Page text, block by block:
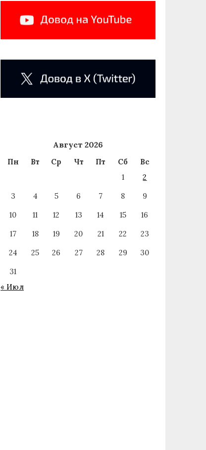
Август 2026
Пн Вт Ср Чт Пт Сб
Вс
1
2
3
4 5 6 7 8
9
10
11 12 13 14 15
16
17
18 19 20 21 22
23
24
25 26 27 28 29
30
31
« Июл